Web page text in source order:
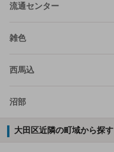
流通センター
雑色
西馬込
沼部
大田区近隣の町域から探す